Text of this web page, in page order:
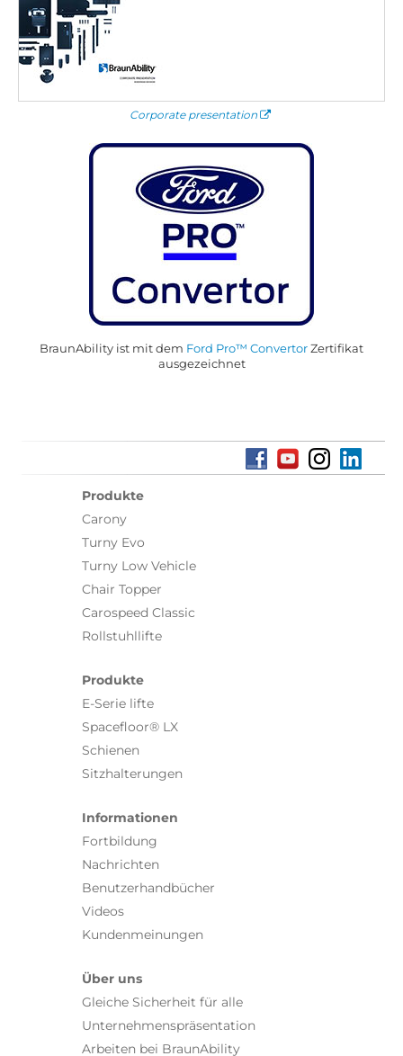
Corporate presentation
BraunAbility ist mit dem Ford Pro™ Convertor Zertifikat
ausgezeichnet
Produkte
Carony
Turny Evo
Turny Low Vehicle
Chair Topper
Carospeed Classic
Rollstuhllifte
Produkte
E-Serie lifte
Spacefloor® LX
Schienen
Sitzhalterungen
Informationen
Fortbildung
Nachrichten
Benutzerhandbücher
Videos
Kundenmeinungen
Über uns
Gleiche Sicherheit für alle
Unternehmenspräsentation
Arbeiten bei BraunAbility